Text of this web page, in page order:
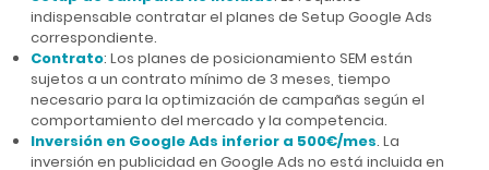
indispensable contratar el planes de Setup Google Ads
correspondiente.
Contrato: Los planes de posicionamiento SEM están
sujetos a un contrato mínimo de 3 meses, tiempo
necesario para la optimización de campañas según el
comportamiento del mercado y la competencia.
Inversión en Google Ads inferior a 500€/mes. La
inversión en publicidad en Google Ads no está incluida en